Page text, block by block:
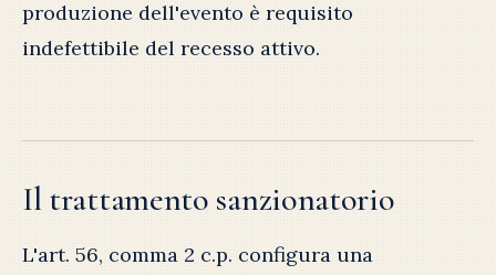
produzione dell'evento è requisito
indefettibile del recesso attivo.
Il trattamento sanzionatorio
L'art. 56, comma 2 c.p. configura una